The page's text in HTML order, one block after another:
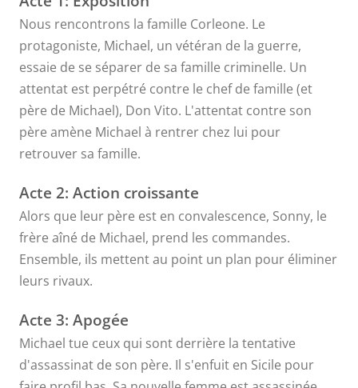
Nous rencontrons la famille Corleone. Le
protagoniste, Michael, un vétéran de la guerre,
essaie de se séparer de sa famille criminelle. Un
attentat est perpétré contre le chef de famille (et
père de Michael), Don Vito. L'attentat contre son
père amène Michael à rentrer chez lui pour
retrouver sa famille.
Acte 2: Action croissante
Alors que leur père est en convalescence, Sonny, le
frère aîné de Michael, prend les commandes.
Ensemble, ils mettent au point un plan pour éliminer
leurs rivaux.
Acte 3: Apogée
Michael tue ceux qui sont derrière la tentative
d'assassinat de son père. Il s'enfuit en Sicile pour